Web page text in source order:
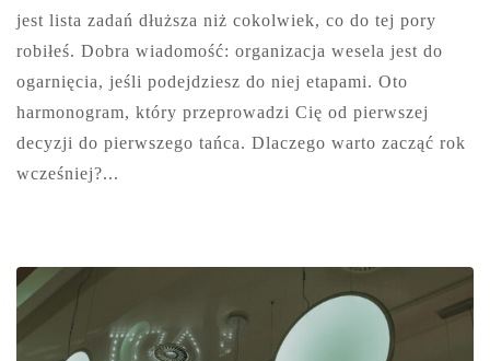
jest lista zadań dłuższa niż cokolwiek, co do tej pory
robiłeś. Dobra wiadomość: organizacja wesela jest do
ogarnięcia, jeśli podejdziesz do niej etapami. Oto
harmonogram, który przeprowadzi Cię od pierwszej
decyzji do pierwszego tańca. Dlaczego warto zacząć rok
wcześniej?...